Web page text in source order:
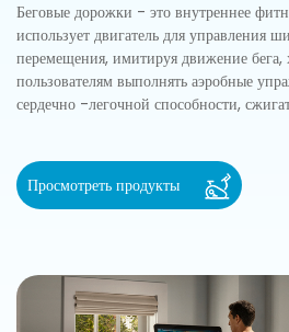
Беговые дорожки - это внутреннее
использует двигатель для управления
перемещения, имитируя движение бега,
пользователям выполнять аэробные
сердечно -легочной способности,
Просмотреть продукты